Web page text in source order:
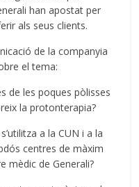
han apostat per
als seus clients.
de la companyia
el tema:
de les poques pòlisses
la protonterapia?
a la CUN i a la
centres de màxim
mèdic de Generali?